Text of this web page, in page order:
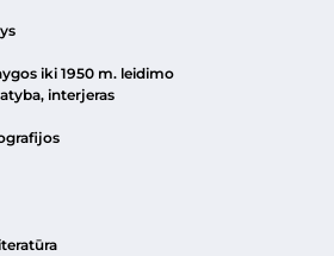
iki 1950 m. leidimo
interjeras